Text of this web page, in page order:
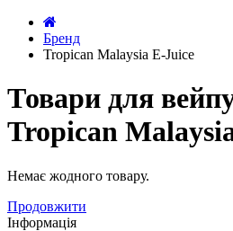
Бренд
Tropican Malaysia E-Juice
Товари для
Tropican
Немає жодного товару.
Продовжити
Інформація